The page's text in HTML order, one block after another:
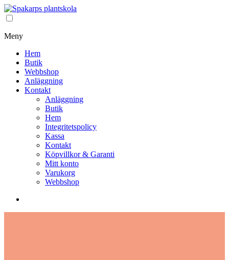
Meny
Hem
Butik
Webbshop
Anläggning
Kontakt
Anläggning
Butik
Hem
Integritetspolicy
Kassa
Kontakt
Köpvillkor & Garanti
Mitt konto
Varukorg
Webbshop